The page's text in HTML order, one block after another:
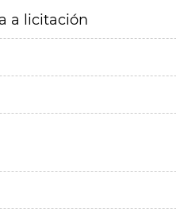
a licitación